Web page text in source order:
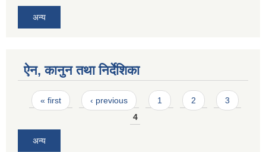
अन्य
ऐन, कानुन तथा निर्देशिका
Pages
« first ‹ previous 1 2
3
4
अन्य